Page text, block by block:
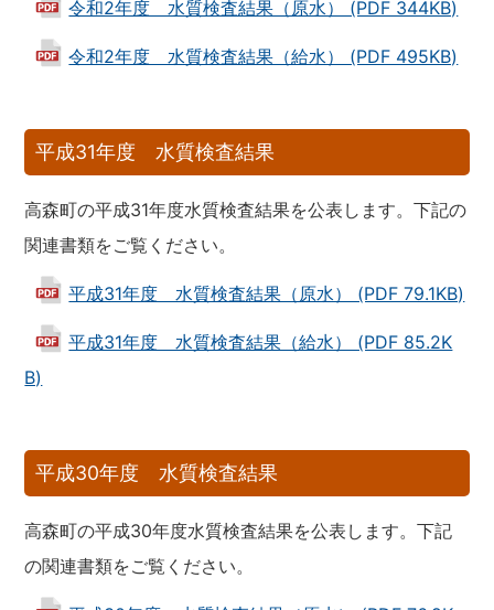
令和2年度 水質検査結果（原水） (PDF 344KB)
令和2年度 水質検査結果（給水） (PDF 495KB)
平成31年度 水質検査結果
高森町の平成31年度水質検査結果を公表します。下記の
関連書類をご覧ください。
平成31年度 水質検査結果（原水） (PDF 79.1KB)
平成31年度 水質検査結果（給水） (PDF 85.2K
B)
平成30年度 水質検査結果
高森町の平成30年度水質検査結果を公表します。下記
の関連書類をご覧ください。